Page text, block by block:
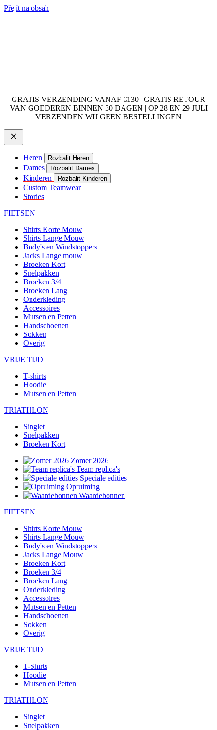
Přejít na obsah
GRATIS VERZENDING VANAF €130 | GRATIS RETOUR
VAN GOEDEREN BINNEN 30 DAGEN | OP 28 EN 29 JULI
VERZENDEN WIJ GEEN BESTELLINGEN
Heren Rozbalit Heren
Dames Rozbalit Dames
Kinderen Rozbalit Kinderen
Custom Teamwear
Stories
FIETSEN
Shirts Korte Mouw
Shirts Lange Mouw
Body's en Windstoppers
Jacks Lange mouw
Broeken Kort
Snelpakken
Broeken 3/4
Broeken Lang
Onderkleding
Accessoires
Mutsen en Petten
Handschoenen
Sokken
Overig
VRIJE TIJD
T-shirts
Hoodie
Mutsen en Petten
TRIATHLON
Singlet
Snelpakken
Broeken Kort
Zomer 2026
Team replica's
Speciale edities
Opruiming
Waardebonnen
FIETSEN
Shirts Korte Mouw
Shirts Lange Mouw
Body's en Windstoppers
Jacks Lange Mouw
Broeken Kort
Broeken 3/4
Broeken Lang
Onderkleding
Accessoires
Mutsen en Petten
Handschoenen
Sokken
Overig
VRIJE TIJD
T-Shirts
Hoodie
Mutsen en Petten
TRIATHLON
Singlet
Snelpakken